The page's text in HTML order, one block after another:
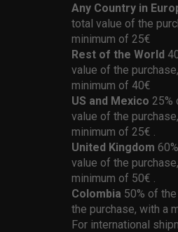
Any Country in
total value of the
minimum of 25€
Rest of the World
value of the
minimum of 40€
US and Mexico 25%
value of the
minimum of 25€ .
United Kingdom
value of the
minimum of 50€ .
Colombia 50% of
the purchase, with a
For international